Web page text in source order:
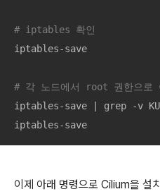
# iptables 확인
iptables-save
# 각 노드에서 root 권한으로
iptables-save | grep -v
iptables-save
이제 아래 명령으로 Cilium을 설